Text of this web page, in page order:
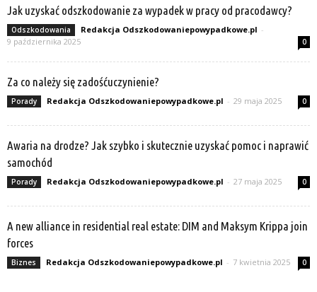
Jak uzyskać odszkodowanie za wypadek w pracy od pracodawcy?
Odszkodowania Redakcja Odszkodowaniepowypadkowe.pl -
9 października 2025
0
Za co należy się zadośćuczynienie?
Porady Redakcja Odszkodowaniepowypadkowe.pl - 29 maja 2025 0
Awaria na drodze? Jak szybko i skutecznie uzyskać pomoc i naprawić
samochód
Porady Redakcja Odszkodowaniepowypadkowe.pl - 27 maja 2025 0
A new alliance in residential real estate: DIM and Maksym Krippa join
forces
Biznes Redakcja Odszkodowaniepowypadkowe.pl - 7 kwietnia 2025 0